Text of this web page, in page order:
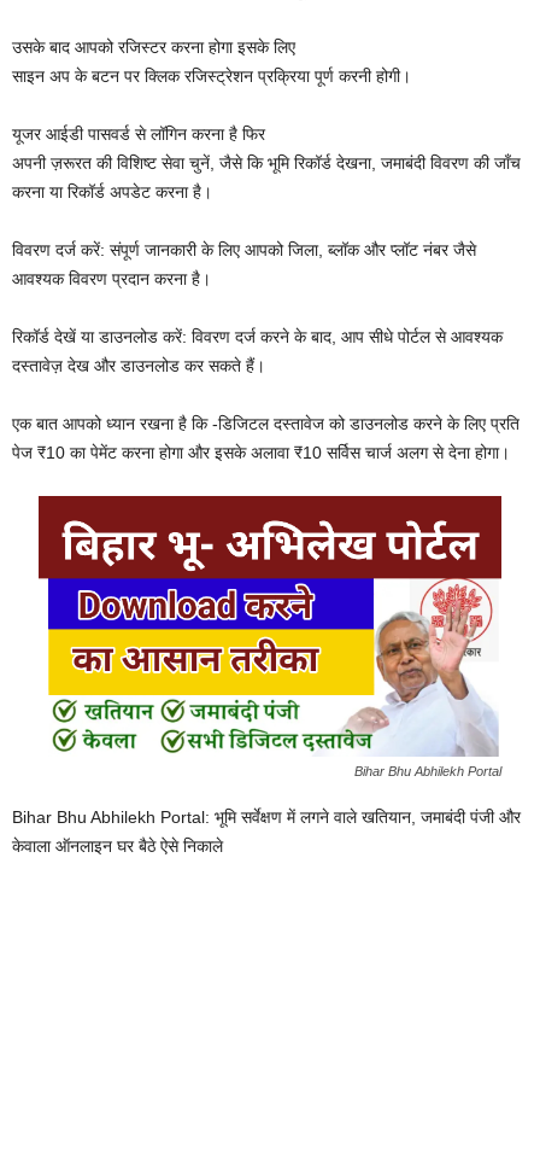
उसके बाद आपको रजिस्टर करना होगा इसके लिए
साइन अप के बटन पर क्लिक रजिस्ट्रेशन प्रक्रिया पूर्ण करनी होगी।
यूजर आईडी पासवर्ड से लॉगिन करना है फिर
अपनी ज़रूरत की विशिष्ट सेवा चुनें, जैसे कि भूमि रिकॉर्ड देखना, जमाबंदी विवरण की जाँच
करना या रिकॉर्ड अपडेट करना है।
विवरण दर्ज करें: संपूर्ण जानकारी के लिए आपको जिला, ब्लॉक और प्लॉट नंबर जैसे
आवश्यक विवरण प्रदान करना है।
रिकॉर्ड देखें या डाउनलोड करें: विवरण दर्ज करने के बाद, आप सीधे पोर्टल से आवश्यक
दस्तावेज़ देख और डाउनलोड कर सकते हैं।
एक बात आपको ध्यान रखना है कि -डिजिटल दस्तावेज को डाउनलोड करने के लिए प्रति
पेज ₹10 का पेमेंट करना होगा और इसके अलावा ₹10 सर्विस चार्ज अलग से देना होगा।
Bihar Bhu Abhilekh Portal
Bihar Bhu Abhilekh Portal: भूमि सर्वेक्षण में लगने वाले खतियान, जमाबंदी पंजी और
केवाला ऑनलाइन घर बैठे ऐसे निकाले